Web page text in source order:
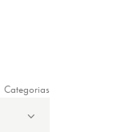
Categorias